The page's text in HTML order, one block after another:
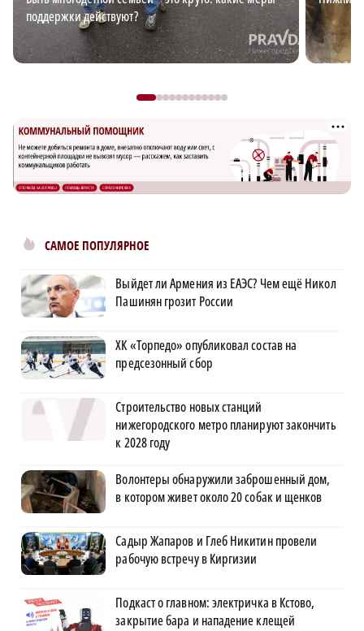
поддержки действуют?
САМОЕ ПОПУЛЯРНОЕ
Выйдет ли Армения из ЕАЭС? Чем ещё Никол
Пашинян грозит России
ХК «Торпедо» опубликовал состав на
предсезонный сбор
Строительство новых станций
нижегородского метро планируют закончить
к 2028 году
Волонтеры обнаружили заброшенный дом,
в котором живет около 20 собак и щенков
Садыр Жапаров и Глеб Никитин провели
рабочую встречу в Киргизии
Подкаст о главном: электричка в Кстово,
закрытие бара и нападение клещей